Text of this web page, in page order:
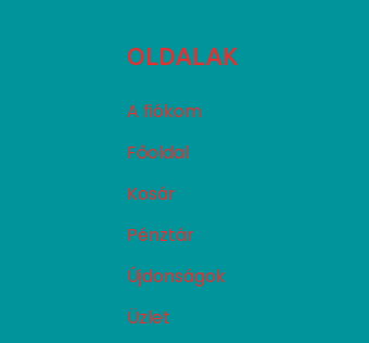
OLDALAK
A fiókom
Főoldal
Kosár
Pénztár
Újdonságok
Üzlet